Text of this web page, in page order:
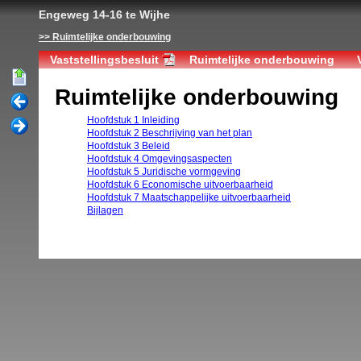
Engeweg 14-16 te Wijhe
Ruimtelijke onderbouwing
Vaststellingsbesluit Ruimtelijke onderbouwing
Ruimtelijke onderbouwing
Hoofdstuk 1 Inleiding
Hoofdstuk 2 Beschrijving van het plan
Hoofdstuk 3 Beleid
Hoofdstuk 4 Omgevingsaspecten
Hoofdstuk 5 Juridische vormgeving
Hoofdstuk 6 Economische uitvoerbaarheid
Hoofdstuk 7 Maatschappelijke uitvoerbaarheid
Bijlagen